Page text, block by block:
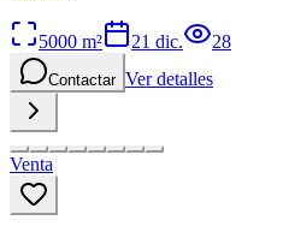
5000 m² 21 dic. 28
Contactar Ver detalles
Venta